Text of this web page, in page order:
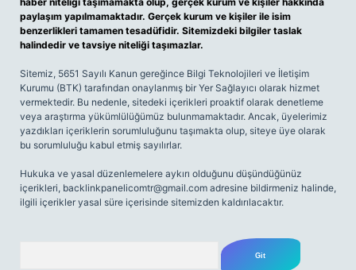
paylaşım yapılmamaktadır. Gerçek kurum ve kişiler ile isim
benzerlikleri tamamen tesadüfidir. Sitemizdeki bilgiler taslak
halindedir ve tavsiye niteliği taşımazlar.
Sitemiz, 5651 Sayılı Kanun gereğince Bilgi Teknolojileri ve İletişim
Kurumu (BTK) tarafından onaylanmış bir Yer Sağlayıcı olarak hizmet
vermektedir. Bu nedenle, sitedeki içerikleri proaktif olarak denetleme
veya araştırma yükümlülüğümüz bulunmamaktadır. Ancak, üyelerimiz
yazdıkları içeriklerin sorumluluğunu taşımakta olup, siteye üye olarak
bu sorumluluğu kabul etmiş sayılırlar.
Hukuka ve yasal düzenlemelere aykırı olduğunu düşündüğünüz
içerikleri, backlinkpanelicomtr@gmail.com adresine bildirmeniz halinde,
ilgili içerikler yasal süre içerisinde sitemizden kaldırılacaktır.